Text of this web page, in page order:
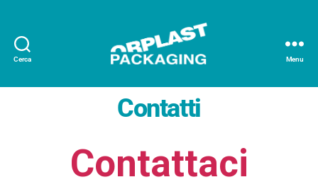
Cerca Menu
Contatti
Contattaci